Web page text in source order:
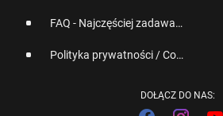
FAQ - Najczęściej zadawane pytania
Polityka prywatności / Cookies
DOŁĄCZ DO NAS: